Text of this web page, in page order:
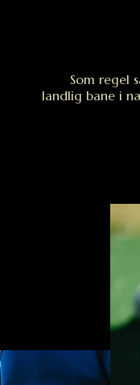
Som regel
landlig bane i